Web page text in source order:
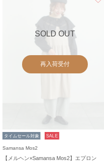
SOLD OUT
再入荷受付
タイムセール対象 SALE
Samansa Mos2
【メルヘン×Samansa Mos2】エプロン